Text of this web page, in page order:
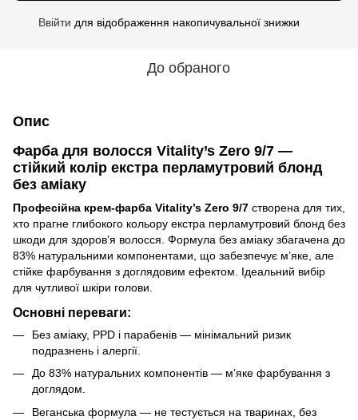
Ввійти для відображення накопичувальної знижки
До обраного
Опис
Фарба для волосся Vitality’s Zero 9/7 —
стійкий колір екстра перламутровий блонд
без аміаку
Професійна крем-фарба Vitality’s Zero 9/7 створена для тих,
хто прагне глибокого кольору екстра перламутровий блонд без
шкоди для здоров’я волосся. Формула без аміаку збагачена до
83% натуральними компонентами, що забезпечує м’яке, але
стійке фарбування з доглядовим ефектом. Ідеальний вибір
для чутливої шкіри голови.
Основні переваги:
Без аміаку, PPD і парабенів — мінімальний ризик
подразнень і алергії.
До 83% натуральних компонентів — м’яке фарбування з
доглядом.
Веганська формула — не тестується на тваринах, без